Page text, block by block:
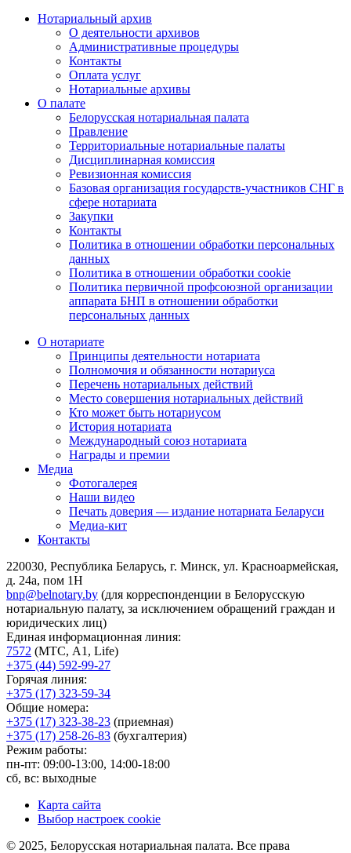
Нотариальный архив
О деятельности архивов
Административные процедуры
Контакты
Оплата услуг
Нотариальные архивы
О палате
Белорусская нотариальная палата
Правление
Территориальные нотариальные палаты
Дисциплинарная комиссия
Ревизионная комиссия
Базовая организация государств-участников СНГ в
сфере нотариата
Закупки
Контакты
Политика в отношении обработки персональных
данных
Политика в отношении обработки cookie
Политика первичной профсоюзной организации
аппарата БНП в отношении обработки
персональных данных
О нотариате
Принципы деятельности нотариата
Полномочия и обязанности нотариуса
Перечень нотариальных действий
Место совершения нотариальных действий
Кто может быть нотариусом
История нотариата
Международный союз нотариата
Награды и премии
Медиа
Фотогалерея
Наши видео
Печать доверия — издание нотариата Беларуси
Медиа-кит
Контакты
220030, Республика Беларусь, г. Минск, ул. Красноармейская,
д. 24а, пом 1Н
bnp@belnotary.by (для корреспонденции в Белорусскую
нотариальную палату, за исключением обращений граждан и
юридических лиц)
Единая информационная линия:
7572 (МТС, A1, Life)
+375 (44) 592-99-27
Горячая линия:
+375 (17) 323-59-34
Общие номера:
+375 (17) 323-38-23 (приемная)
+375 (17) 258-26-83 (бухгалтерия)
Режим работы:
пн-пт: 09:00-13:00, 14:00-18:00
сб, вс: выходные
Карта сайта
Выбор настроек cookie
© 2025, Белорусская нотариальная палата. Все права